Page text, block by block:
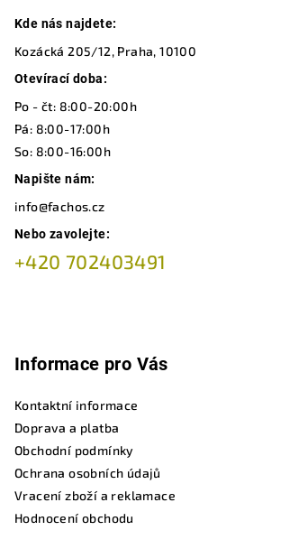
Kde nás najdete:
Kozácká 205/12, Praha, 10100
Otevírací doba:
Po - čt: 8:00-20:00h
Pá: 8:00-17:00h
So: 8:00-16:00h
Napište nám:
info@fachos.cz
Nebo zavolejte:
+420 702403491
Informace pro Vás
Kontaktní informace
Doprava a platba
Obchodní podmínky
Ochrana osobních údajů
Vracení zboží a reklamace
Hodnocení obchodu